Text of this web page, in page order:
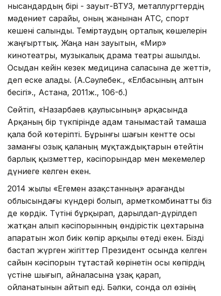
нысандардың бірі - зауыт-ВТУЗ, металлургтердің
мәдениет сарайы, оның жанынан АТС, спорт
кешені салынды. Теміртаудың орталық көшелерін
жаңғырттық. Жаңа нан зауытын, «Мир»
кинотеатры, музыкалық драма театры ашылды.
Осыдан кейін кезек медицина саласына де жетті»,
деп еске алады. (А.Сәулебек., «Елбасының алтын
бесігі»., Астана, 2011ж., 106-б.)
Сөйтіп, «Назарбаев қаулысы­ның» арқасында
Арқаның бір түкпірінде адам танымастай тамаша
қала бой көтеріпті. Бұрынғы шағын кентте осы
заманғы озық қаланың мұқтаждықтарын өтейтін
барлық қызметтер, кәсіпорындар мен мекемелер
дүниеге келген екен.
2014 жылы «Егемен Қазақстан­ның» Қарағанды
облысындағы күндері болып, Қарметкомбинатты біз
де көрдік. Түтіні бұрқырап, дарылдап-дүрілдеп
жатқан алып кәсіпорынның өндірістік цехтарына
апаратын жол биік көпір арқылы өтеді екен. Бізді
бас­тап жүрген жігіттер Президент осында келген
сайын кәсіпорын тұтастай көрінетін осы көпірдің
үстіне шығып, айналасына ұзақ қарап,
ойланатынын айтып еді. Бәлки, сонда ол өзінің